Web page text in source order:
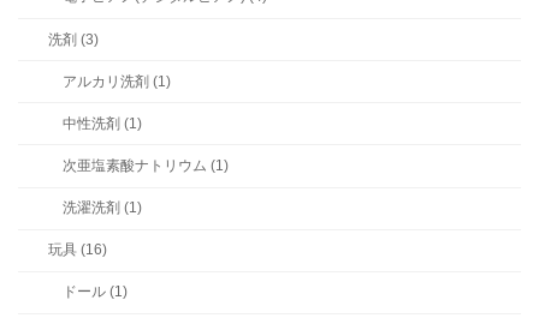
洗剤 (3)
アルカリ洗剤 (1)
中性洗剤 (1)
次亜塩素酸ナトリウム (1)
洗濯洗剤 (1)
玩具 (16)
ドール (1)